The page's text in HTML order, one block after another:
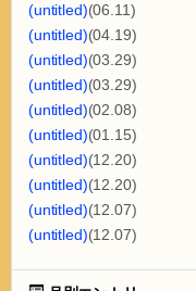
(untitled)(06.11)
(untitled)(04.19)
(untitled)(03.29)
(untitled)(03.29)
(untitled)(02.08)
(untitled)(01.15)
(untitled)(12.20)
(untitled)(12.20)
(untitled)(12.07)
(untitled)(12.07)